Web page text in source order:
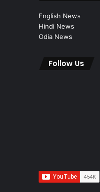
English News
Hindi News
Odia News
Follow Us